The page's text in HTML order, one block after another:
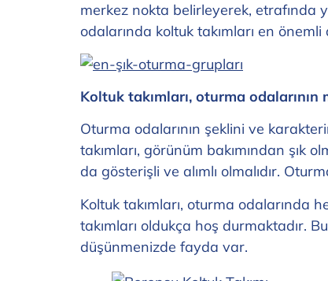
merkez nokta belirleyerek, etrafında
odalarında koltuk takımları en
Koltuk takımları, oturma odalarının
Oturma odalarının şeklini ve
takımları, görünüm bakımından şık
da gösterişli ve alımlı olmalıdır.
Koltuk takımları, oturma odalarında
takımları oldukça hoş durmaktadır.
düşünmenizde fayda var.